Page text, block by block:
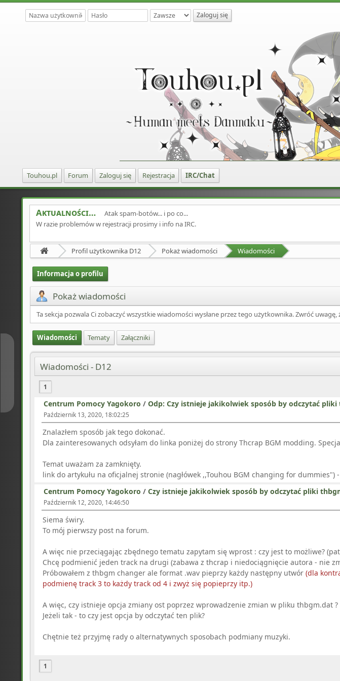
Touhou.pl Forum Zaloguj się Rejestracja IRC/Chat
Aktualności
Atak spam-botów... i po co...
W razie problemów w rejestracji prosimy i info na IRC.
Profil użytkownika D12 Pokaż wiadomości Wiadomości
Informacja o profilu
Pokaż wiadomości
Ta sekcja pozwala Ci zobaczyć wszystkie wiadomości wysłane przez tego użytkownika. Zwróć
Wiadomości Tematy Załączniki
Wiadomości - D12
1
Centrum Pomocy Yagokoro / Odp: Czy istnieje jakikolwiek sposób by odczytać
Październik 13, 2020, 18:02:25
Znalazłem sposób jak tego dokonać.
Dla zainteresowanych odsyłam do linka poniżej do strony Thcrap BGM modding.
Temat uważam za zamknięty.
link do artykułu na oficjalnej stronie (nagłówek ,,Touhou BGM changing for dummies") -
Centrum Pomocy Yagokoro / Czy istnieje jakikolwiek sposób by odczytać pliki
Październik 12, 2020, 14:46:50
Siema świry.
To mój pierwszy post na forum.
A więc nie przeciągając zbędnego tematu zapytam się wprost : czy jest to możliwe?
Chcę podmienić jeden track na drugi (zabawa z thcrap i niedociągnięcie autora - nie
Próbowałem z thbgm changer ale format .wav pieprzy każdy następny utwór (dla
podmienę track 3 to każdy track od 4 i zwyż się popieprzy itp.)
A więc, czy istnieje opcja zmiany ost poprzez wprowadzenie zmian w pliku thbgm.dat ?
Jeżeli tak - to czy jest opcja by odczytać ten plik?
Chętnie też przyjmę rady o alternatywnych sposobach podmiany muzyki.
1